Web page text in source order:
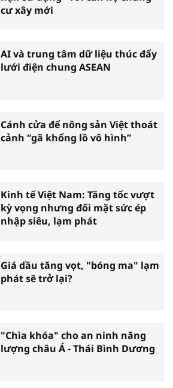
cư xây mới
AI và trung tâm dữ liệu thúc đẩy
lưới điện chung ASEAN
Cánh cửa để nông sản Việt thoát
cảnh “gã khổng lồ vô hình”
Kinh tế Việt Nam: Tăng tốc vượt
kỳ vọng nhưng đối mặt sức ép
nhập siêu, lạm phát
Giá dầu tăng vọt, "bóng ma" lạm
phát sẽ trở lại?
"Chìa khóa" cho an ninh năng
lượng châu Á - Thái Bình Dương